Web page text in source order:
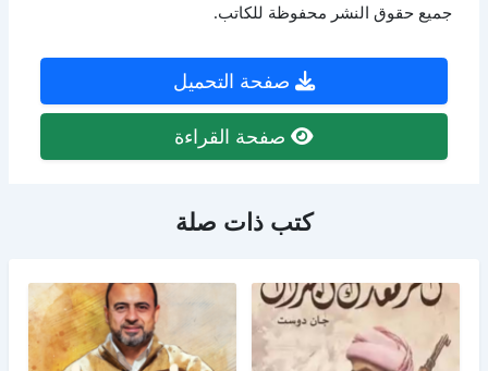
جميع حقوق النشر محفوظة للكاتب.
صفحة التحميل
صفحة القراءة
كتب ذات صلة